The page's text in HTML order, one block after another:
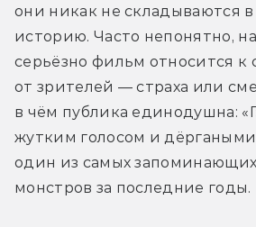
они никак не складываются
историю. Часто непонятно,
серьёзно фильм относится к
от зрителей — страха или
в чём публика единодушна:
жутким голосом и
один из самых
монстров за последние годы.